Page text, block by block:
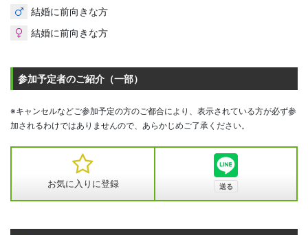
結婚に前向きな方
結婚に前向きな方
参加予定者のご紹介（一部）
※キャンセルなどご参加予定の方のご都合により、表示されている方が必ず参
加されるわけではありませんので、あらかじめご了承ください。
お気に入りに登録